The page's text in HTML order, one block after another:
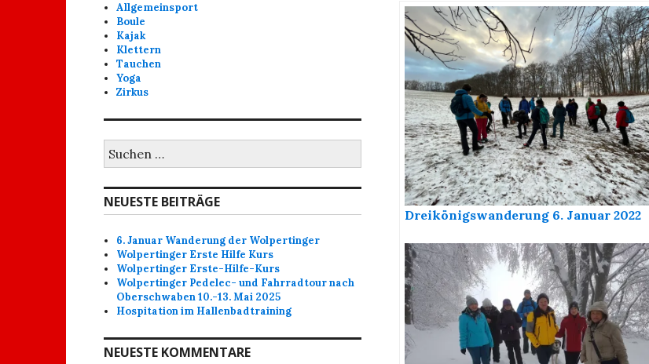
Dreikönigswanderung 6. Januar 2022
Allgemeinsport
Boule
Kajak
Klettern
Tauchen
Yoga
Zirkus
nach:
NEUESTE BEITRÄGE
6. Januar Wanderung der Wolpertinger
Wolpertinger Erste Hilfe Kurs
Wolpertinger Erste-Hilfe-Kurs
Wolpertinger Pedelec- und Fahrradtour nach
Oberschwaben 10.-13. Mai 2025
Hospitation im Hallenbadtraining
NEUESTE KOMMENTARE